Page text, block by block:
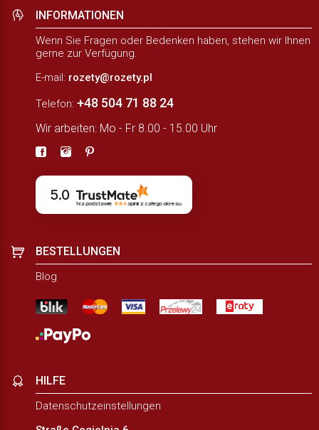
INFORMATIONEN
Wenn Sie Fragen oder Bedenken haben, stehen wir Ihnen
gerne zur Verfügung.
E-mail: rozety@rozety.pl
Telefon: +48 504 71 88 24
Wir arbeiten: Mo - Fr 8.00 - 15.00 Uhr
5.0
Na podstawie 884opiniiz całego okresu
BESTELLUNGEN
Blog
HILFE
Datenschutzeinstellungen